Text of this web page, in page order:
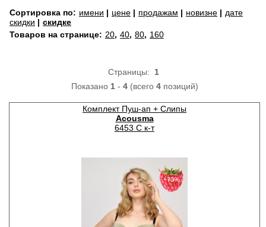
Сортировка по: имени | цене | продажам | новизне | дате
скидки | скидке
Товаров на странице: 20, 40, 80, 160
Страницы: 1
Показано 1- 4(всего 4позиций)
Комплект Пуш-ап + Слипы
Acousma
6453 C к-т
−70%